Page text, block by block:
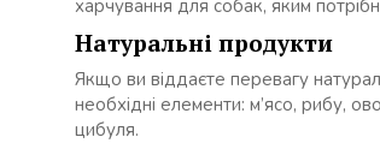
харчування для собак, яким
Натуральні продукти
Якщо ви віддаєте перевагу
необхідні елементи: м’ясо, рибу,
цибуля.